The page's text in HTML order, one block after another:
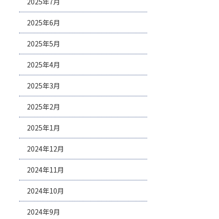
2025年6月
2025年5月
2025年4月
2025年3月
2025年2月
2025年1月
2024年12月
2024年11月
2024年10月
2024年9月